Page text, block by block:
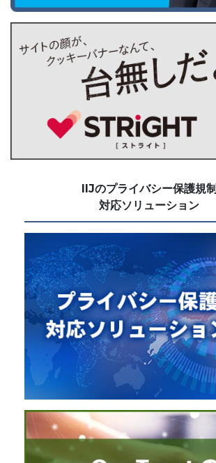
IIJのプライバシー保護規制
対応ソリューション